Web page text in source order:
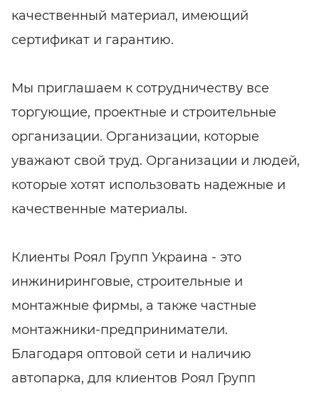
качественный материал, имеющий
сертификат и гарантию.
Мы приглашаем к сотрудничеству все
торгующие, проектные и строительные
организации. Организации, которые
уважают свой труд. Организации и людей,
которые хотят использовать надежные и
качественные материалы.
Клиенты Роял Групп Украина - это
инжиниринговые, строительные и
монтажные фирмы, а также частные
монтажники-предприниматели.
Благодаря оптовой сети и наличию
автопарка, для клиентов Роял Групп